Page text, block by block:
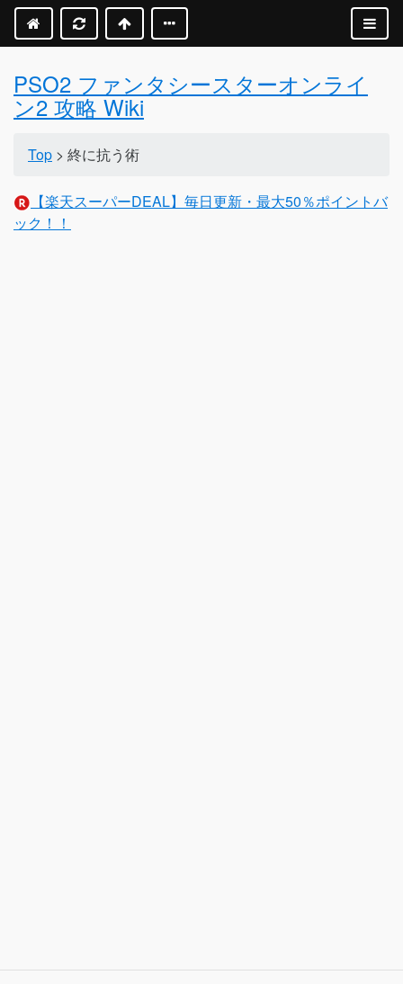
PSO2 ファンタシースターオンライ
ン2 攻略 Wiki
Top > 終に抗う術
【楽天スーパーDEAL】毎日更新・最大50％ポイントバ
ック！！